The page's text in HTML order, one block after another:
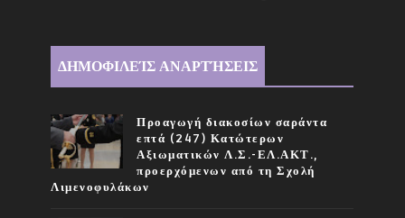
ΔΗΜΟΦΙΛΕΊΣ ΑΝΑΡΤΉΣΕΙΣ
Προαγωγή διακοσίων σαράντα
επτά (247) Κατώτερων
Αξιωματικών Λ.Σ.-ΕΛ.ΑΚΤ.,
προερχόμενων από τη Σχολή
Λιμενοφυλάκων